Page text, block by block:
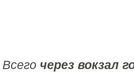
Всего через вокзал